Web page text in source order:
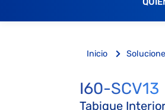
Inicio
I60-SCV13
Tabique